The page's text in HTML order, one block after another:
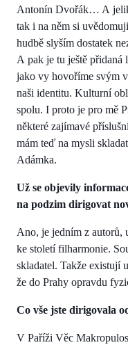
Antonín Dvořák… A
tak i na něm si
hudbě slyším dostatek
A pak je tu ještě
jako vy hovoříme svým
naši identitu. Kulturní
spolu. I proto je pro mě
některé zajímavé
mám teď na mysli
Adámka.
Už se objevily
na podzim dirigovat
Ano, je jedním z autorů,
ke století filharmonie.
skladatel. Takže existují
že do Prahy opravdu
Co vše jste dirigovala
V Paříži Věc